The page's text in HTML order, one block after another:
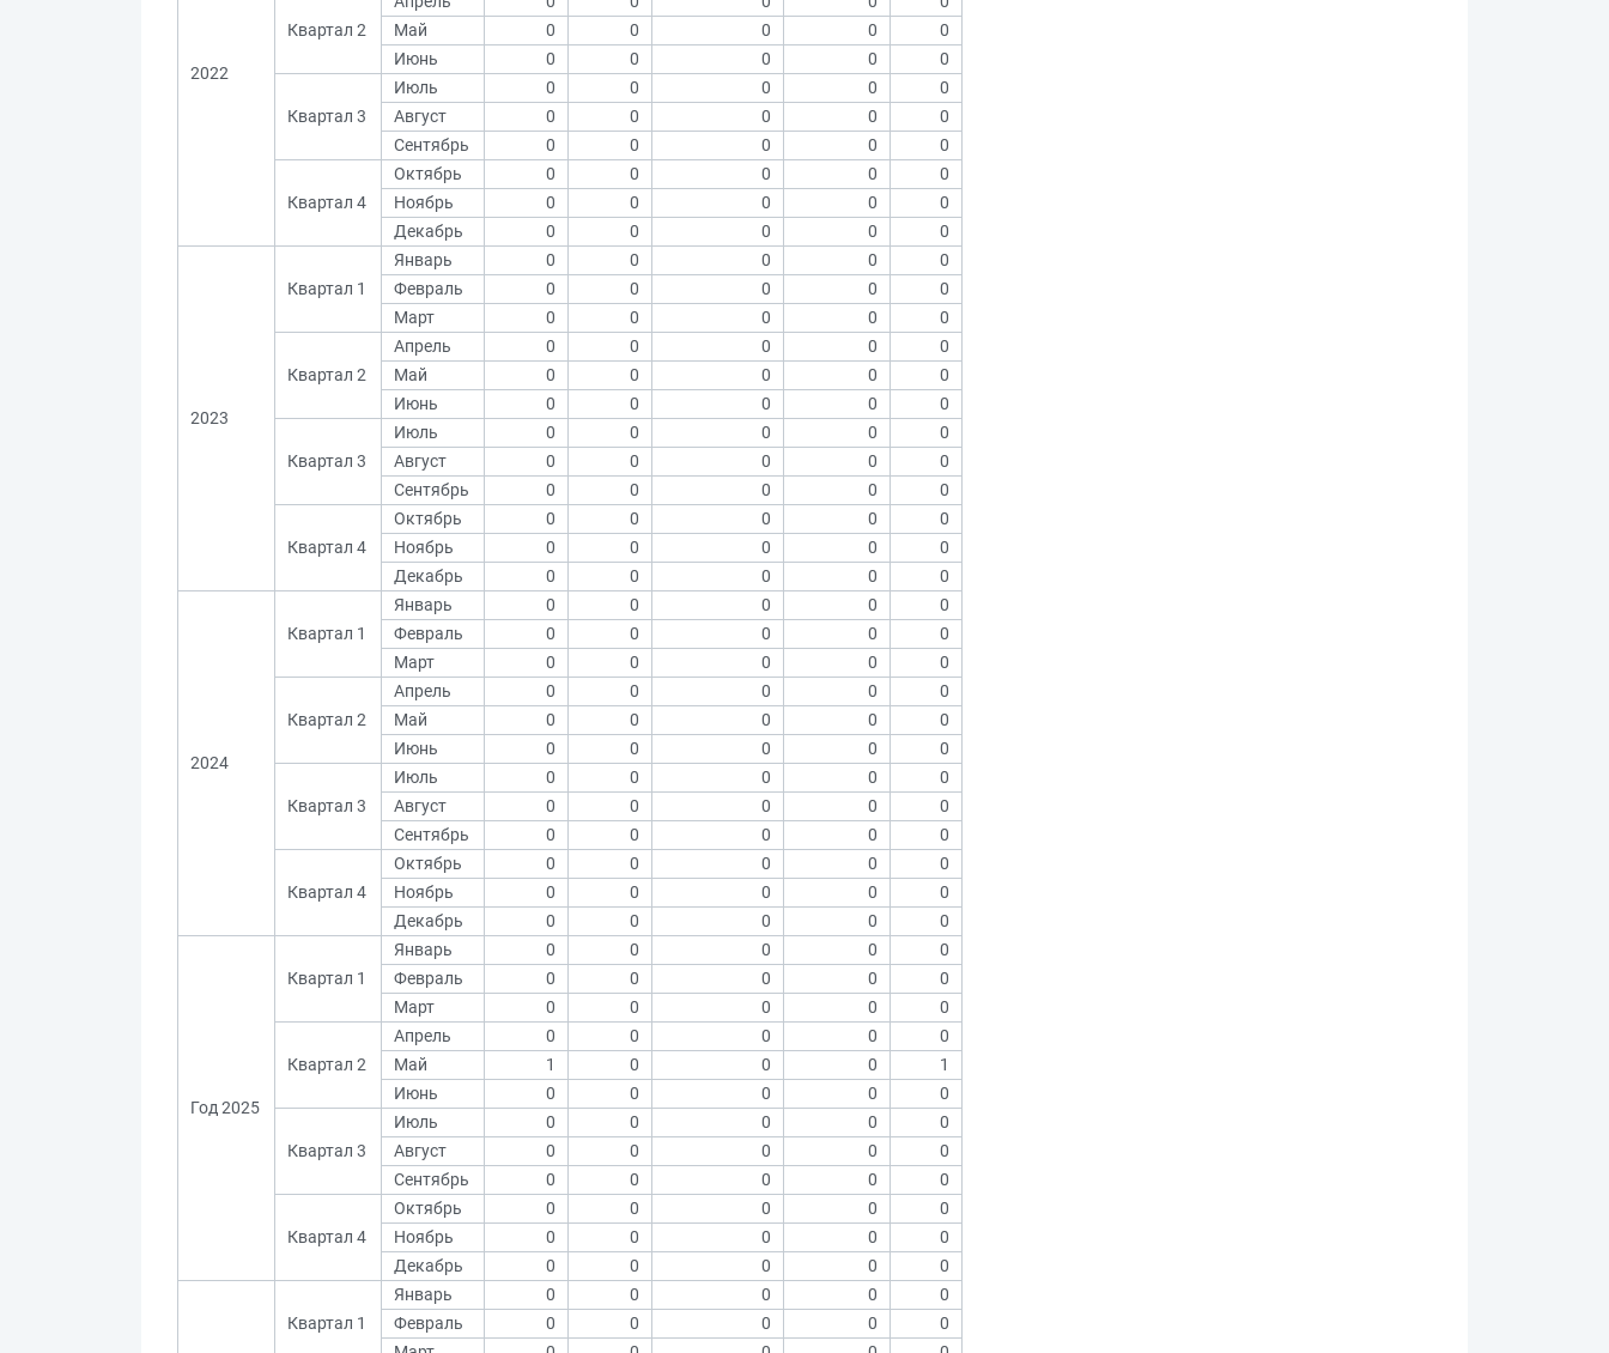
2022
Квартал 2
Май
0 0 0 0
0
Июнь
0 0 0 0 0
Квартал 3
Июль 0 0 0 0
0
Август
0 0 0 0
0
Сентябрь
0 0 0 0 0
Квартал 4
Октябрь 0 0 0 0
0
Ноябрь
0 0 0 0
0
Декабрь
0 0 0 0 0
2023
Квартал 1
Январь 0 0 0 0
0
Февраль
0 0 0 0
0
Март
0 0 0 0 0
Квартал 2
Апрель 0 0 0 0
0
Май
0 0 0 0
0
Июнь
0 0 0 0 0
Квартал 3
Июль 0 0 0 0
0
Август
0 0 0 0
0
Сентябрь
0 0 0 0 0
Квартал 4
Октябрь 0 0 0 0
0
Ноябрь
0 0 0 0
0
Декабрь
0 0 0 0 0
2024
Квартал 1
Январь 0 0 0 0
0
Февраль
0 0 0 0
0
Март
0 0 0 0 0
Квартал 2
Апрель 0 0 0 0
0
Май
0 0 0 0
0
Июнь
0 0 0 0 0
Квартал 3
Июль 0 0 0 0
0
Август
0 0 0 0
0
Сентябрь
0 0 0 0 0
Квартал 4
Октябрь 0 0 0 0
0
Ноябрь
0 0 0 0
0
Декабрь
0 0 0 0 0
Год 2025
Квартал 1
Январь 0 0 0 0
0
Февраль
0 0 0 0
0
Март
0 0 0 0 0
Квартал 2
Апрель 0 0 0 0
0
Май
1 0 0 0
1
Июнь
0 0 0 0 0
Квартал 3
Июль 0 0 0 0
0
Август
0 0 0 0
0
Сентябрь
0 0 0 0 0
Квартал 4
Октябрь 0 0 0 0
0
Ноябрь
0 0 0 0
0
Декабрь
0 0 0 0 0
Квартал 1
Январь 0 0 0 0
0
Февраль
0 0 0 0
0